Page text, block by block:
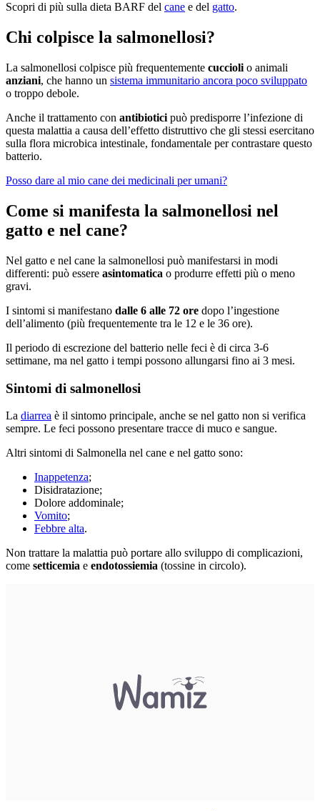
Scopri di più sulla dieta BARF del cane e del gatto.
Chi colpisce la salmonellosi?
La salmonellosi colpisce più frequentemente cuccioli o animali
anziani, che hanno un sistema immunitario ancora poco sviluppato
o troppo debole.
Anche il trattamento con antibiotici può predisporre l’infezione di
questa malattia a causa dell’effetto distruttivo che gli stessi esercitano
sulla flora microbica intestinale, fondamentale per contrastare questo
batterio.
Posso dare al mio cane dei medicinali per umani?
Come si manifesta la salmonellosi nel
gatto e nel cane?
Nel gatto e nel cane la salmonellosi può manifestarsi in modi
differenti: può essere asintomatica o produrre effetti più o meno
gravi.
I sintomi si manifestano dalle 6 alle 72 ore dopo l’ingestione
dell’alimento (più frequentemente tra le 12 e le 36 ore).
Il periodo di escrezione del batterio nelle feci è di circa 3-6
settimane, ma nel gatto i tempi possono allungarsi fino ai 3 mesi.
Sintomi di salmonellosi
La diarrea è il sintomo principale, anche se nel gatto non si verifica
sempre. Le feci possono presentare tracce di muco e sangue.
Altri sintomi di Salmonella nel cane e nel gatto sono:
Inappetenza;
Disidratazione;
Dolore addominale;
Vomito;
Febbre alta.
Non trattare la malattia può portare allo sviluppo di complicazioni,
come setticemia e endotossiemia (tossine in circolo).